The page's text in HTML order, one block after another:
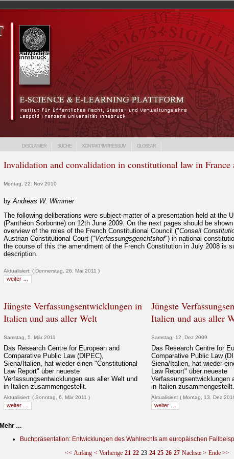
DISCLAIMER SUCHE KONTAKT/IMPRESSUM GLOSSAR
Invalidation and convalidation in constitutional law in France
Montag, 22. Nov 2010
by Andreas W. Wimmer
The following deliberations were subject-matter of a presentation held at the
(Panthéon Sorbonne) on 12th June 2009. On the next pages should be
overview of the roles of the French Constitutional Council ("Conseil
Austrian Constitutional Court ("Verfassungsgerichtshof") in national
the course of this the amendment of the French Constitution in July 2008 is
description.
Aktualisiert: ( Donnerstag, 26. Mai 2011 )
weiter …
Jüngste Verfassungsentwicklungen in
Italien und aus aller Welt
Samstag, 5. Mär 2011
Das Research Centre for European and
Comparative Public Law (DIPEC),
Siena/Italien, hat wieder einen "Constitutional
Law Report" über neueste
Verfassungsentwicklungen aus aller Welt und
in Italien zusammengestellt.
Aktualisiert: ( Sonntag, 6. Mär 2011 )
weiter …
Jüngste
Italien und aus aller
Samstag, 12. Dez 2009
Das Research Centre for
Comparative Public Law
Siena/Italien, hat wieder
Law Report" über neueste
Verfassungsentwicklungen
in Italien zusammengestellt.
Aktualisiert: ( Montag, 13. Dez
weiter …
Mehr …
Buchpräsentation: Entwicklungen des Wahlrechts am europäischen
<< Anfang < Vorherige 21 22 23 24 25 26 27 Nächste > Ende >>